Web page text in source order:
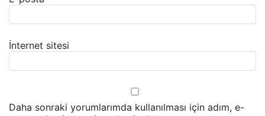
İnternet sitesi
Daha sonraki yorumlarımda kullanılması için adım, e-